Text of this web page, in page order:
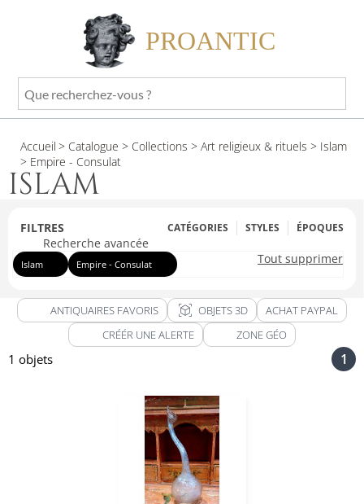
PROANTIC
Que
recherchez-
?
Accueil > Catalogue > Collections > Art religieux & rituels > Islam
> Empire - Consulat
ISLAM
FILTRES CATÉGORIES STYLES ÉPOQUES
Recherche avancée
Tout supprimer
Islam Empire - Consulat
ANTIQUAIRES FAVORIS view_in_ar OBJETS 3D
ACHAT PAYPAL
CRÉÉR UNE ALERTE
ZONE GÉO
1 objets 1